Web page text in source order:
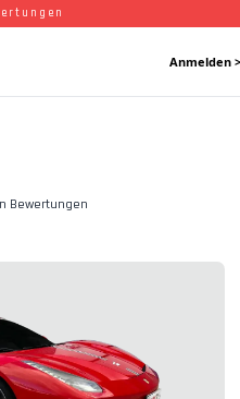
Anmelden >
Bewertungen